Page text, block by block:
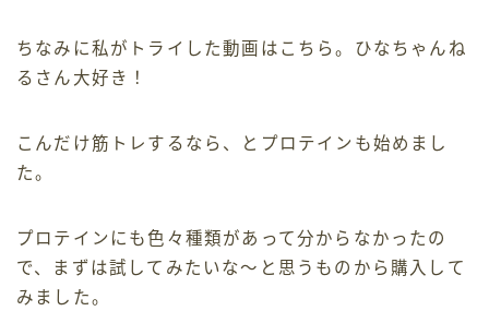
ちなみに私がトライした動画はこちら。ひなちゃんね
るさん大好き！
こんだけ筋トレするなら、とプロテインも始めまし
た。
プロテインにも色々種類があって分からなかったの
で、まずは試してみたいな〜と思うものから購入して
みました。